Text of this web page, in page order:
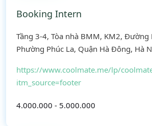
Booking Intern
Tầng 3-4, Tòa nhà BMM, KM2, Đường
Phường Phúc La, Quận Hà Đông, Hà
https://www.coolmate.me/lp/
itm_source=footer
4.000.000 - 5.000.000